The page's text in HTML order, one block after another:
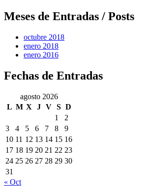
Meses de Entradas / Posts
octubre 2018
enero 2018
enero 2016
Fechas de Entradas
agosto 2026
L M X J V S D
1
2
3
4 5 6 7 8
9
10 11 12 13 14 15 16
17 18 19 20 21 22 23
24 25 26 27 28 29 30
31
« Oct